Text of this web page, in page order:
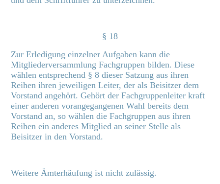
§ 18
Zur Erledigung einzelner Aufgaben kann die
Mitgliederversammlung Fachgruppen bilden. Diese
wählen entsprechend § 8 dieser Satzung aus ihren
Reihen ihren jeweiligen Leiter, der als Beisitzer dem
Vorstand angehört. Gehört der Fachgruppenleiter kraft
einer anderen vorangegangenen Wahl bereits dem
Vorstand an, so wählen die Fachgruppen aus ihren
Reihen ein anderes Mitglied an seiner Stelle als
Beisitzer in den Vorstand.
Weitere Ämterhäufung ist nicht zulässig.